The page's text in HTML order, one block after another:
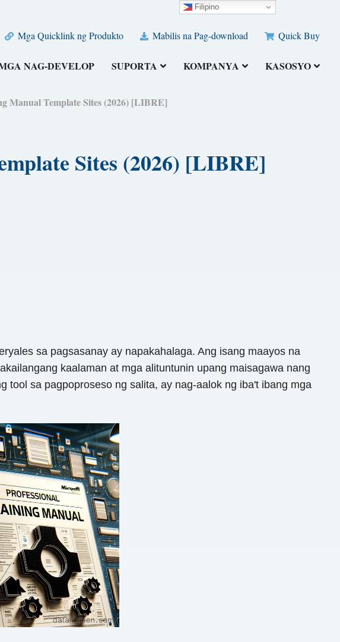
Mga Quicklink ng Produkto Mabilis na Pag-download Quick Buy
NAG-DEVELOP SUPORTA KOMPANYA KASOSYO
Manual Template Sites (2026) [LIBRE]
Sites (2026) [LIBRE]
sa pagsasanay ay napakahalaga. Ang isang maayos na
kaalaman at mga alituntunin upang maisagawa nang
tool sa pagpoproseso ng salita, ay nag-aalok ng iba't ibang mga
Filipino